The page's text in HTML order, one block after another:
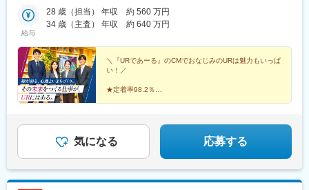
町駅、泉岳寺駅、築地市場駅、御成門駅、田町駅(東京都)、京成関
屋駅、御徒町駅、竹橋駅、水道橋駅、立川南駅、銀座一丁目駅、
公園駅、宮原駅、蒲生駅、川越市駅、東海神駅、京成千葉駅、リ
ゾートゲートウェイ・ステーション駅、市川真間駅、鬼越駅、高
島町駅、馬車道駅、武蔵溝ノ口駅、西１１丁目駅
横浜アイランドタワーみなとみらい線「馬車道駅」1b出口直結
JR「桜木町駅」徒歩4分横浜市営地下鉄「桜木町駅」徒歩5分
給与
28 歳（担当） 年収 約 560 万円
34 歳（主査） 年収 約 640 万円
＼『URであーる』のCMでおなじみのURは魅力もいっぱ
い！／
★定着率98.2％
★残業月22.2ｈ程度
★約100種類の資格取得支援あり
★20～30代活躍中
気になる 応募する